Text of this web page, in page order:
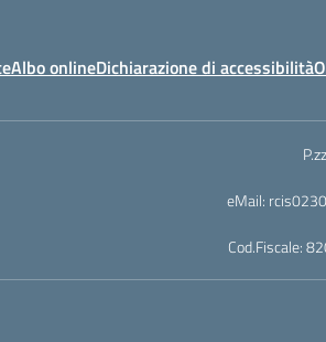
Albo onlineDichiarazione di accessibilità
eMail:
Cod.Fiscale: